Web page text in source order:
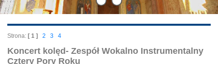
Strona: [ 1 ] 2 3 4
Koncert kolęd- Zespół Wokalno Instrumentalny
Cztery Pory Roku